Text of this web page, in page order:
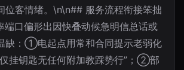
位客情绪。\n\n## 服务流程衔接笨拙
端口偏形出因快叠动候急明信总话或
缺：①电起点用常和合同提示老弱化
挂钥匙无任何附加教踩势行”；②部